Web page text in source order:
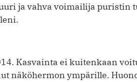
ja vahva voimailija puristin
Kasvainta ei kuitenkaan
näköhermon ympärille.